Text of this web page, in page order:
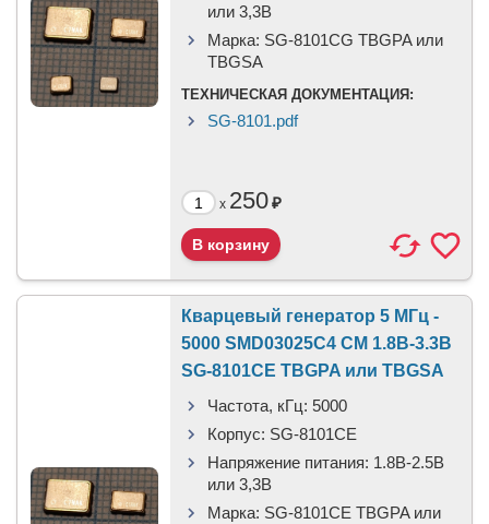
или 3,3B
Марка: SG-8101CG TBGPA или
TBGSA
ТЕХНИЧЕСКАЯ ДОКУМЕНТАЦИЯ:
SG-8101.pdf
x 250₽
Кварцевый генератор 5 МГц -
5000 SMD03025C4 CM 1.8В-3.3В
SG-8101CE TBGPA или TBGSA
Частота, кГц: 5000
Корпус: SG-8101CE
Напряжение питания: 1.8В-2.5B
или 3,3B
Марка: SG-8101CE TBGPA или